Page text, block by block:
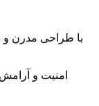
با طراحی مدرن و